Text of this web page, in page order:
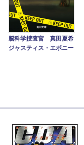
脳科学捜査官 真田夏希
ジャスティス・エボニー